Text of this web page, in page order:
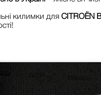
килимки для CITROЁN